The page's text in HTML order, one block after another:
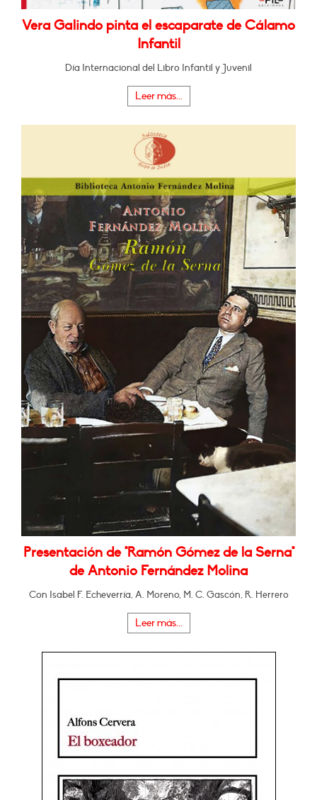
Vera Galindo pinta el escaparate de Cálamo
Infantil
Día Internacional del Libro Infantil y Juvenil
Leer más...
Presentación de "Ramón Gómez de la Serna"
de Antonio Fernández Molina
Con Isabel F. Echeverría, A. Moreno, M. C. Gascón, R. Herrero
Leer más...